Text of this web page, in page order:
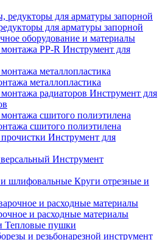
для арматуры запорной
оборудование и материалы
Инструмент для
металлопластика
Инструмент для
сшитого полиэтилена
Инструмент для
Инструмент
Круги отрезные и
и расходные материалы
Тепловые пушки